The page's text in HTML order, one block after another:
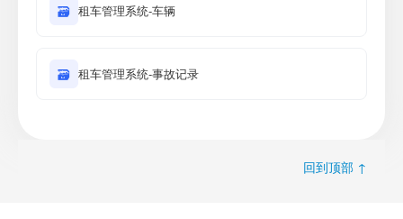
🗃 租车管理系统-车辆
🗃 租车管理系统-事故记录
回到顶部 ↑